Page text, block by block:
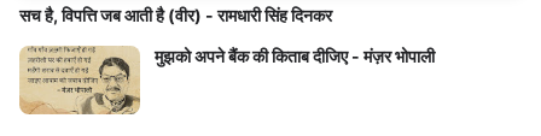
सच है, विपत्ति जब आती है (वीर) - रामधारी सिंह दिनकर
मुझको अपने बैंक की किताब दीजिए - मंज़र भोपाली